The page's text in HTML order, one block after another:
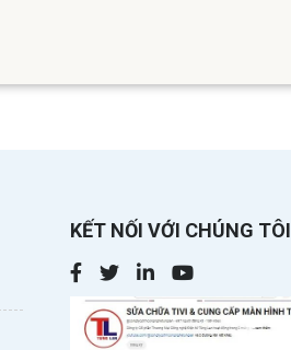
KẾT NỐI VỚI CHÚNG TÔI